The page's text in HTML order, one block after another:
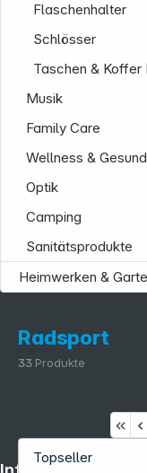
Flaschenhalter
Schlösser
Taschen & Koffer
Musik
Family Care
Wellness &
Optik
Camping
Sanitätsprodukte
Heimwerken &
Radsport
33 Produkte